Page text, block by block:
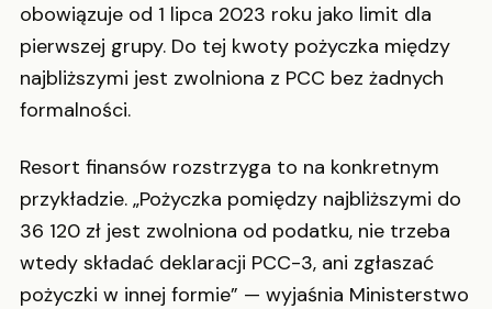
obowiązuje od 1 lipca 2023 roku jako limit dla
pierwszej grupy. Do tej kwoty pożyczka między
najbliższymi jest zwolniona z PCC bez żadnych
formalności.
Resort finansów rozstrzyga to na konkretnym
przykładzie. „Pożyczka pomiędzy najbliższymi do
36 120 zł jest zwolniona od podatku, nie trzeba
wtedy składać deklaracji PCC-3, ani zgłaszać
pożyczki w innej formie” — wyjaśnia Ministerstwo